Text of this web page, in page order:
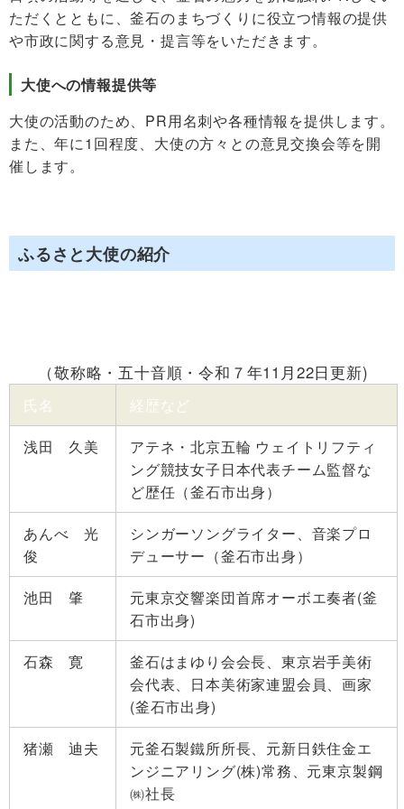
ただくとともに、釜石のまちづくりに役立つ情報の提供
や市政に関する意見・提言等をいただきます。
大使への情報提供等
大使の活動のため、PR用名刺や各種情報を提供します。
また、年に1回程度、大使の方々との意見交換会等を開
催します。
ふるさと大使の紹介
（敬称略・五十音順・令和７年11月22日更新)
氏名
経歴など
浅田 久美
アテネ・北京五輪 ウェイトリフティ
ング競技女子日本代表チーム監督な
ど歴任（釜石市出身）
あんべ 光
俊
シンガーソングライター、音楽プロ
デューサー（釜石市出身）
池田 肇
元東京交響楽団首席オーボエ奏者(釜
石市出身)
石森 寛
釜石はまゆり会会長、東京岩手美術
会代表、日本美術家連盟会員、画家
(釜石市出身)
猪瀬 迪夫
元釜石製鐵所所長、元新日鉄住金エ
ンジニアリング(株)常務、元東京製鋼
㈱社長